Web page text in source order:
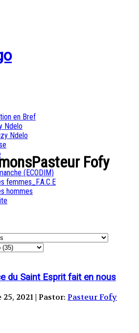
en Bref
Ndelo
Ndelo
(ECODIM)
femmes_F.A.C.E
hommes
Fofy
du Saint Esprit fait en nous
2021 | Pastor: Pasteur Fofy